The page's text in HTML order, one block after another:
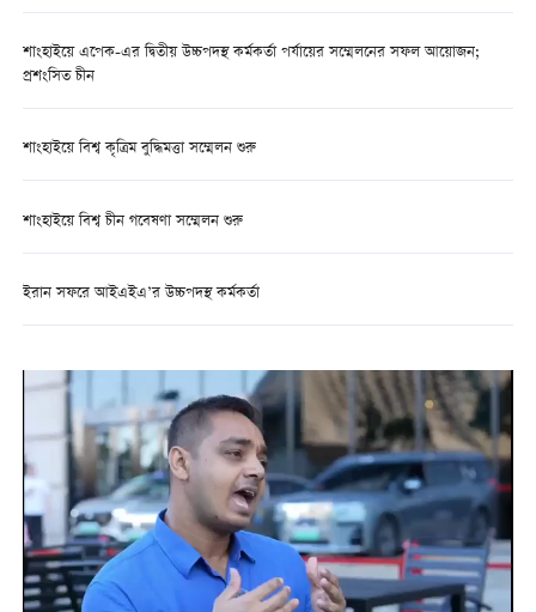
শাংহাইয়ে এপেক-এর দ্বিতীয় উচ্চপদস্থ কর্মকর্তা পর্যায়ের সম্মেলনের সফল আয়োজন;
প্রশংসিত চীন
শাংহাইয়ে বিশ্ব কৃত্রিম বুদ্ধিমত্তা সম্মেলন শুরু
শাংহাইয়ে বিশ্ব চীন গবেষণা সম্মেলন শুরু
ইরান সফরে আইএইএ’র উচ্চপদস্থ কর্মকর্তা